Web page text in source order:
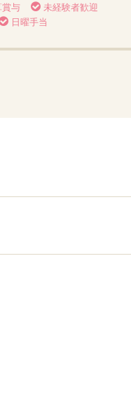
与
未経験者歓迎
日曜手当